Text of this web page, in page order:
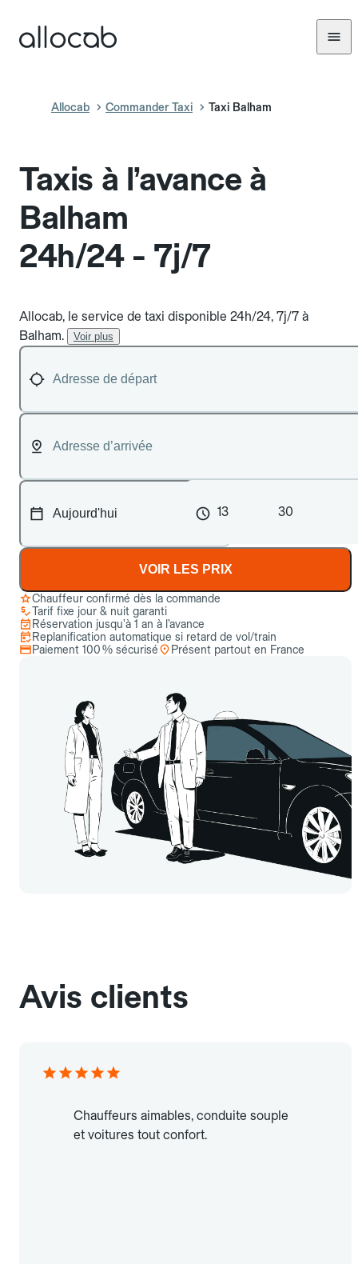
Allocab Commander Taxi Taxi Balham
Taxis à l’avance à
Balham
24h/24 - 7j/7
Allocab, le service de taxi disponible 24h/24, 7j/7 à
Balham.
Voir plus
13 30
VOIR LES PRIX
Chauffeur confirmé dès la commande
Tarif fixe jour & nuit garanti
Réservation jusqu’à 1 an à l’avance
Replanification automatique si retard de vol/train
Paiement 100 % sécurisé
Présent partout en France
Avis clients
Chauffeurs aimables, conduite souple
et voitures tout confort.